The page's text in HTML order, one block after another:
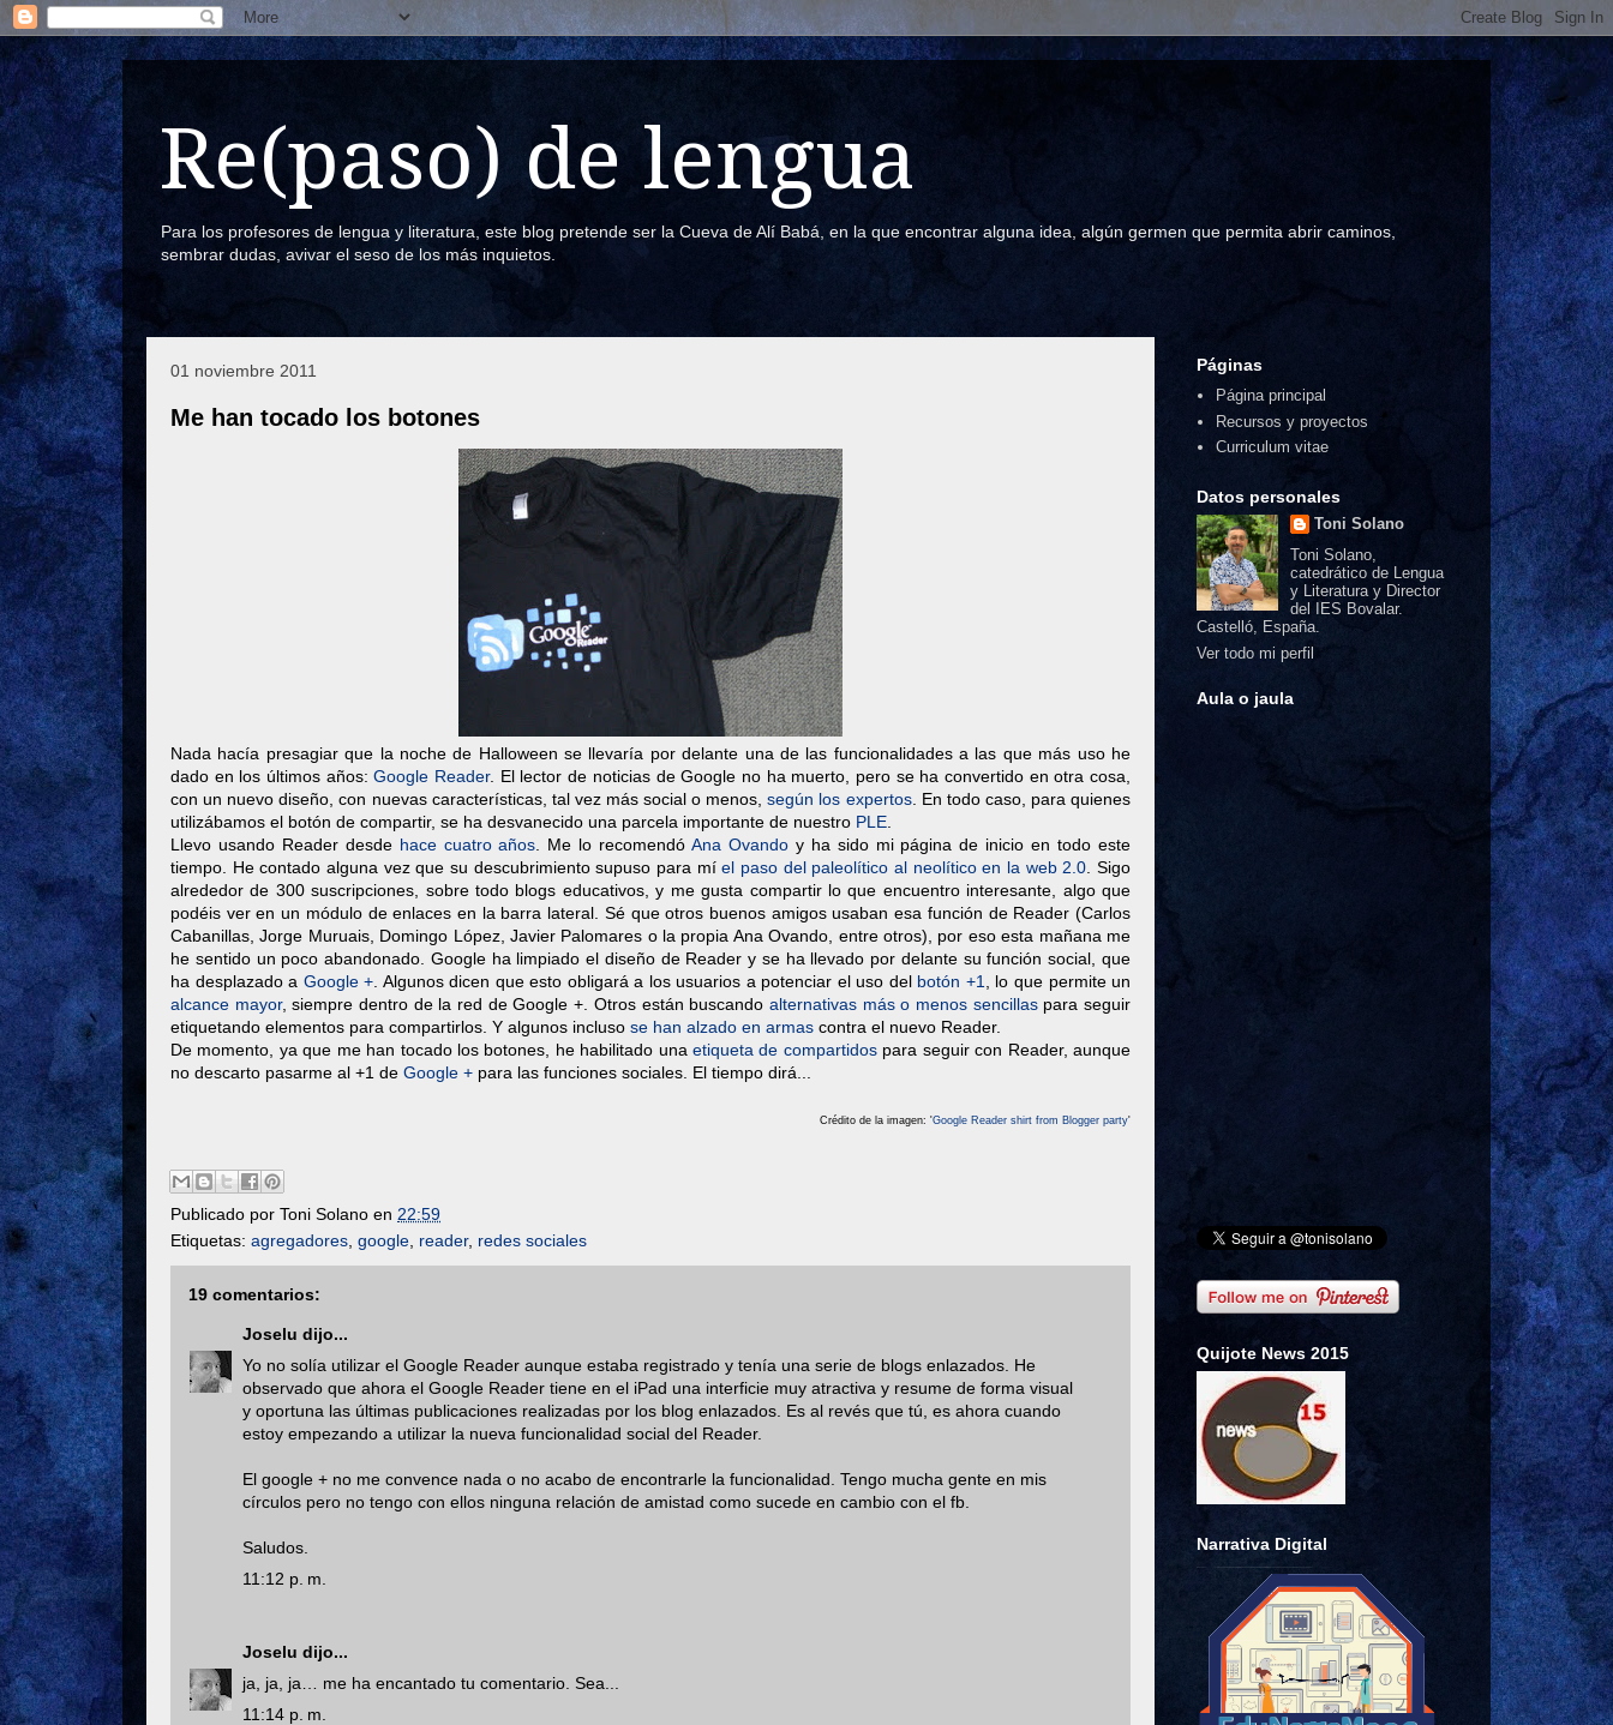
Re(paso) de lengua
Para los profesores de lengua y literatura, este blog pretende ser la Cueva de Alí Babá, en la que encontrar alguna idea, algún germen que permita abrir caminos,
sembrar dudas, avivar el seso de los más inquietos.
01 noviembre 2011
Me han tocado los botones
Nada hacía presagiar que la noche de Halloween se llevaría por delante una de las funcionalidades a las que más uso he
dado en los últimos años:Google Reader. El lector de noticias de Google no ha muerto, pero se ha convertido en otra cosa,
con un nuevo diseño, con nuevas características, tal vez más social o menos,según los expertos. En todo caso, para quienes
utilizábamos el botón de compartir, se ha desvanecido una parcela importante de nuestro PLE
Llevo usando Reader desde hace cuatro años . Me lo recomendóAna Ovandoy ha sido mi página de inicio en todo este
tiempo. He contado alguna vez que su descubrimiento supuso para míel paso del paleolítico al neolítico en la web 2.0 . Sigo
alrededor de 300 suscripciones, sobre todo blogs educativos, y me gusta compartir lo que encuentro interesante, algo que
podéis ver en un módulo de enlaces en la barra lateral. Sé que otros buenos amigos usaban esa función de Reader (Carlos
Cabanillas, Jorge Muruais, Domingo López, Javier Palomares o la propia Ana Ovando, entre otros), por eso esta mañana me
he sentido un poco abandonado. Google ha limpiado el diseño de Reader y se ha llevado por delante su función social, que
ha desplazado a Google + . Algunos dicen que esto obligará a los usuarios a potenciar el uso del botón +1
, lo que permite un
alcance mayor, siempre dentro de la red de Google +. Otros están buscando alternativas más o menos sencillaspara seguir
etiquetando elementos para compartirlos. Y algunos incluso se han alzado en armas contra el nuevo Reader.
De momento, ya que me han tocado los botones, he habilitado unaetiqueta de compartidospara seguir con Reader, aunque
no descarto pasarme al +1 de Google + para las funciones sociales. El tiempo dirá...
Crédito de la imagen: 'Google Reader shirt from Blogger party'
Publicado por Toni Solano en 22:59
Etiquetas: agregadores google reader, redes sociales
19 comentarios:
Joselu dijo...
Yo no solía utilizar el Google Reader aunque estaba registrado y tenía una serie de blogs enlazados. He
observado que ahora el Google Reader tiene en el iPad una interficie muy atractiva y resume de forma visual
y oportuna las últimas publicaciones realizadas por los blog enlazados. Es al revés que tú, es ahora cuando
estoy empezando a utilizar la nueva funcionalidad social del Reader.
El google + no me convence nada o no acabo de encontrarle la funcionalidad. Tengo mucha gente en mis
círculos pero no tengo con ellos ninguna relación de amistad como sucede en cambio con el fb.
Saludos.
11:12 p. m.
Joselu dijo...
ja, ja, ja… me ha encantado tu comentario. Sea...
11:14 p. m.
Páginas
Página principal
Recursos y proyectos
Curriculum vitae
Datos personales
Toni Solano
Toni Solano,
catedrático de Lengua
y Literatura y Director
del IES Bovalar.
Castelló, España.
Ver todo mi perfil
Aula o jaula
Quijote News 2015
Narrativa Digital